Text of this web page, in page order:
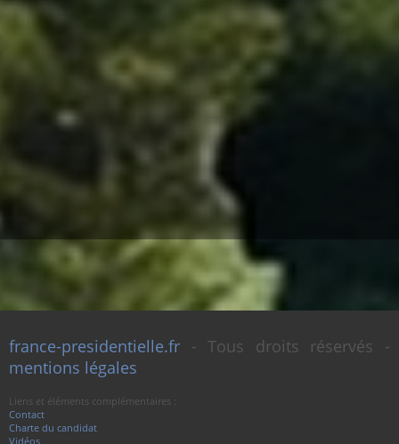
france-presidentielle.fr - Tous droits réservés -
mentions légales
Liens et éléments complémentaires :
Contact
Charte du candidat
Vidéos